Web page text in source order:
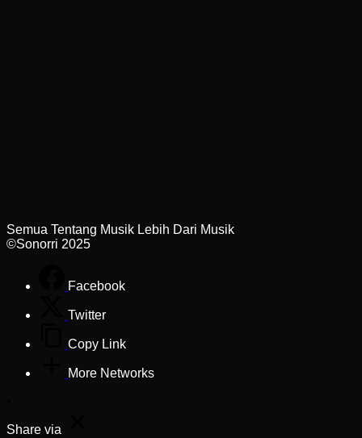
Semua Tentang Musik Lebih Dari Musik
©Sonorri 2025
Facebook
Twitter
Copy Link
More Networks
Share via